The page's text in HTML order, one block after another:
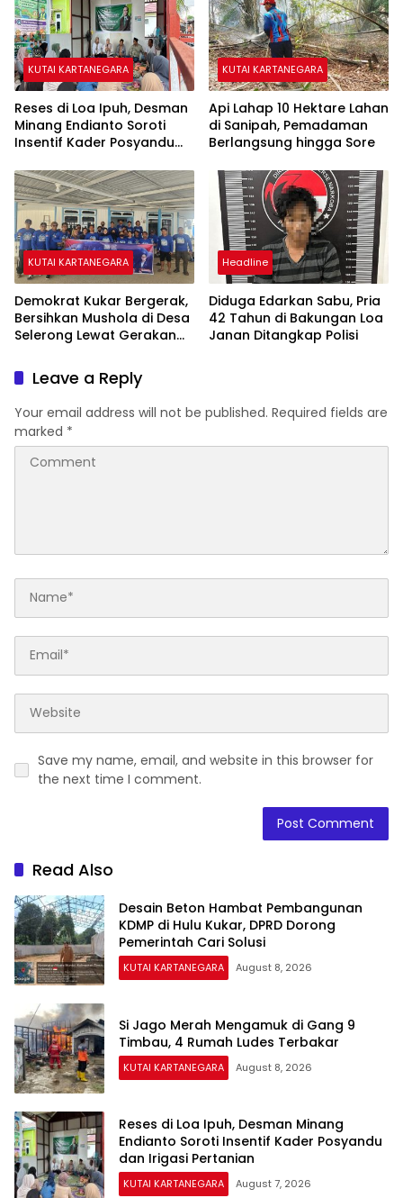
KUTAI KARTANEGARA
Reses di Loa Ipuh, Desman
Minang Endianto Soroti
Insentif Kader Posyandu
KUTAI KARTANEGARA
Api Lahap 10 Hektare Lahan
di Sanipah, Pemadaman
Berlangsung hingga Sore
KUTAI KARTANEGARA
Demokrat Kukar Bergerak,
Bersihkan Mushola di Desa
Selerong Lewat Gerakan
Headline
Diduga Edarkan Sabu, Pria
42 Tahun di Bakungan Loa
Janan Ditangkap Polisi
Leave a Reply
Your email address will not be published. Required fields are
marked *
Save my name, email, and website in this browser for
the next time I comment.
Read Also
Desain Beton Hambat Pembangunan
KDMP di Hulu Kukar, DPRD Dorong
Pemerintah Cari Solusi
KUTAI KARTANEGARA August 8, 2026
Si Jago Merah Mengamuk di Gang 9
Timbau, 4 Rumah Ludes Terbakar
KUTAI KARTANEGARA August 8, 2026
Reses di Loa Ipuh, Desman Minang
Endianto Soroti Insentif Kader Posyandu
dan Irigasi Pertanian
KUTAI KARTANEGARA August 7, 2026